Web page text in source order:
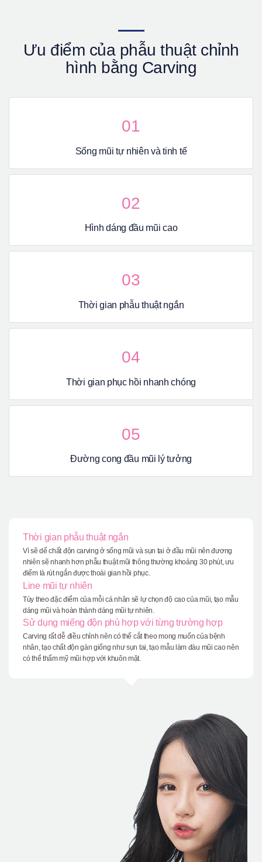
Ưu điểm của phẫu thuật chỉnh
hình bằng Carving
01
Sống mũi tự nhiên và tinh tế
02
Hình dáng đầu mũi cao
03
Thời gian phẫu thuật ngắn
04
Thời gian phục hồi nhanh chóng
05
Đường cong đầu mũi lý tưởng
Thời gian phẫu thuật ngắn
Vì sẽ dể chất độn carving ở sống mũi và sụn tai ở đầu mũi nên đương
nhiên sẽ nhanh hơn phẫu thuật mũi thông thường khoảng 30 phút, ưu
điểm là rút ngắn được thoài gian hồi phục.
Line mũi tự nhiên
Tùy theo đặc điểm của mỗi cá nhân sẽ lự chọn độ cao của mũi, tạo mẫu
dáng mũi và hoàn thành dáng mũi tự nhiên.
Sử dụng miếng độn phù hợp với từng trường hợp
Carving rất dễ điều chỉnh nên có thể cắt theo mong muốn của bệnh
nhân, tạo chất độn gàn giống như sụn tai, tạo mẫu làm đàu mũi cao nên
có thể thẩm mỹ mũi hợp với khuôn mặt.